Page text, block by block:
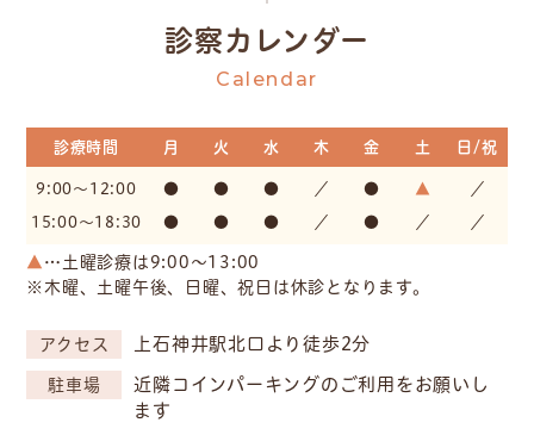
年末年始のお休みについて
診察カレンダー
Calendar
診療時間 月 火 水 木 金 土 日/祝
9:00～12:00 ● ● ● ／ ● ▲
／
15:00～18:30
● ● ● ／ ● ／ ／
▲…土曜診療は9:00〜13:00
※木曜、土曜午後、日曜、祝日は休診となります。
アクセス 上石神井駅北口より徒歩2分
駐車場
近隣コインパーキングのご利用をお願いし
ます